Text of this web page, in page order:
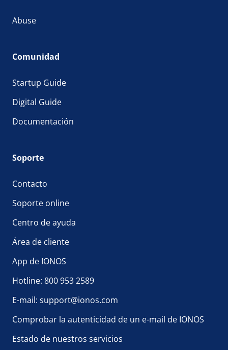
Abuse
Comunidad
Startup Guide
Digital Guide
Documentación
Soporte
Contacto
Soporte online
Centro de ayuda
Área de cliente
App de IONOS
Hotline: 800 953 2589
E-mail: support@ionos.com
Comprobar la autenticidad de un e-mail de IONOS
Estado de nuestros servicios